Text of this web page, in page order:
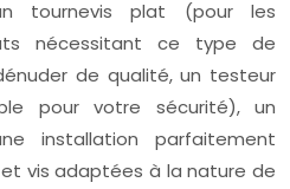
tournevis plat (pour les
nécessitant ce type de
de qualité, un testeur
pour votre sécurité), un
installation parfaitement
vis adaptées à la nature de